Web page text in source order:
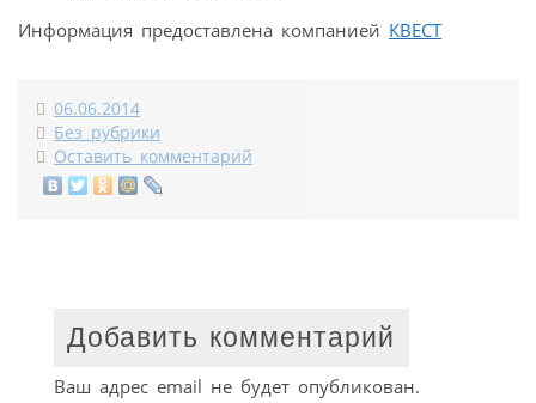
Информация предоставлена компанией КВЕСТ
06.06.2014
Без рубрики
Оставить комментарий
Добавить комментарий
Ваш адрес email не будет опубликован.